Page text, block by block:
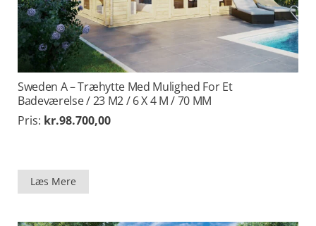
Sweden A – Træhytte Med Mulighed For Et
Badeværelse / 23 M2 / 6 X 4 M / 70 MM
Pris: kr.98.700,00
Læs Mere